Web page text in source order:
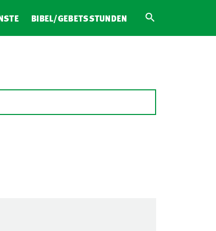
BIBEL/GEBETSSTUNDEN